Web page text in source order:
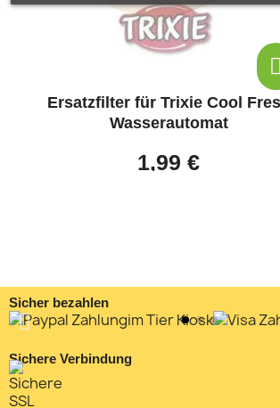
Ersatzfilter für Trixie Cool
Wasserautomat
1,99 €
Sicher bezahlen
Sichere Verbindung